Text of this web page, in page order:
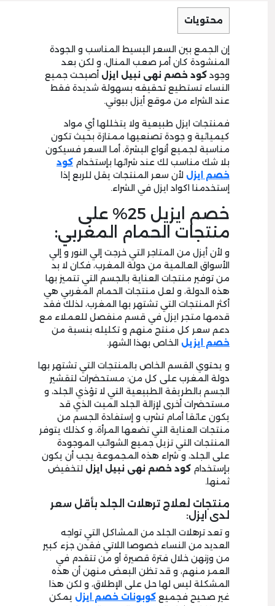
محتويات
إن الجمع بين السعر البسيط المناسب و الجودة
المنشودة كان أمر صعب المنال، و لكن بعد
وجود كود خصم نهى نبيل ايزل أصبحت جميع
النساء تستطيع تحقيقه بسهولة شديدة فقط
عند الشراء من موقع أيزل بيوتي.
فمنتجات ايزل طبيعية ولا يتخللها أي مواد
كيميائية و جودة تصنعيها ممتازة بحيث تكون
مناسبة لجميع أنواع البشرة، أما السعر فسيكون
بلا شك مناسب لك عند شرائها بإستخدام كود
خصم ايزل لأن سعر المنتجات يقل للربع إذا
إستخدمنا اكواد ايزل في الشراء.
خصم ايزيل 25% على
منتجات الحمام المغربي:
و لأن أيزل من المتاجر التي خرجت إلي النور و إلي
الأسواق العالمية من دولة المغرب، فكان لا بد
من توفير منتجات العناية بالجسم التي تتميز بها
هذه الدولة، و لعل منتجات الحمام المغربي هي
أكثر المنتجات التي تشتهر بها المغرب، لذلك فقد
قدمها متجر ايزل في قسم منفصل للعملاء مع
دعم سعر كل منتج منهم و تكليله بنسبة من
خصم ايزيل الخاص بهذا الشهر.
و يحتوي القسم الخاص بالمنتجات التي تشتهر بها
دولة المغرب على كل من: مستحضرات لتقشير
الجسم بالطريقة الطبيعية التي لا تؤذي الجلد، و
مستحضرات أخرى لإزالة الجلد الميت الذي قد
يكون عائقا أمام تشرب و إستفادة الجسم من
منتجات العناية التي تضعها المرأة، و كذلك يتوفر
المنتجات التي تزيل جميع الشوائب الموجودة
على الجلد، و شراء هذه المجموعة يجب أن يكون
بإستخدام كود خصم نهى نبيل ايزل لتخفيض
ثمنها.
منتجات لعلاج ترهلات الجلد بأقل سعر
لدى ايزل:
و تعد ترهلات الجلد من المشاكل التي تواجه
العديد من النساء خصوصا اللاتي فقدن جزء كبير
من وزنهن خلال فترة قصيرة أو من تتقدم في
العمر منهم، و قد تظن البعض منهن أن هذه
المشكلة ليس لها حل على الإطلاق، و لكن هذا
غير صحيح فجميع كوبونات خصم ايزل يمكن